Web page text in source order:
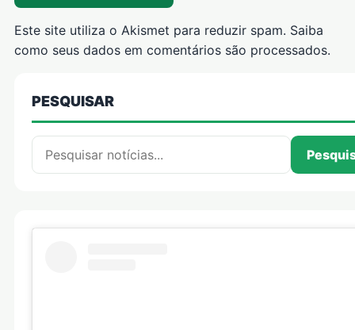
Este site utiliza o Akismet para reduzir spam. Saiba
como seus dados em comentários são processados.
PESQUISAR
Pesquisar por: